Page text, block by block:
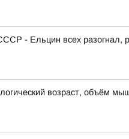
- Ельцин всех разогнал,
возраст, объём